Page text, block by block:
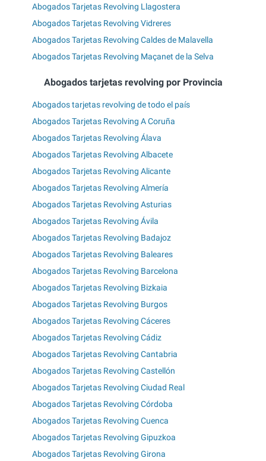
Abogados Tarjetas Revolving Llagostera
Abogados Tarjetas Revolving Vidreres
Abogados Tarjetas Revolving Caldes de Malavella
Abogados Tarjetas Revolving Maçanet de la Selva
Abogados tarjetas revolving por Provincia
Abogados tarjetas revolving de todo el país
Abogados Tarjetas Revolving A Coruña
Abogados Tarjetas Revolving Álava
Abogados Tarjetas Revolving Albacete
Abogados Tarjetas Revolving Alicante
Abogados Tarjetas Revolving Almería
Abogados Tarjetas Revolving Asturias
Abogados Tarjetas Revolving Ávila
Abogados Tarjetas Revolving Badajoz
Abogados Tarjetas Revolving Baleares
Abogados Tarjetas Revolving Barcelona
Abogados Tarjetas Revolving Bizkaia
Abogados Tarjetas Revolving Burgos
Abogados Tarjetas Revolving Cáceres
Abogados Tarjetas Revolving Cádiz
Abogados Tarjetas Revolving Cantabria
Abogados Tarjetas Revolving Castellón
Abogados Tarjetas Revolving Ciudad Real
Abogados Tarjetas Revolving Córdoba
Abogados Tarjetas Revolving Cuenca
Abogados Tarjetas Revolving Gipuzkoa
Abogados Tarjetas Revolving Girona